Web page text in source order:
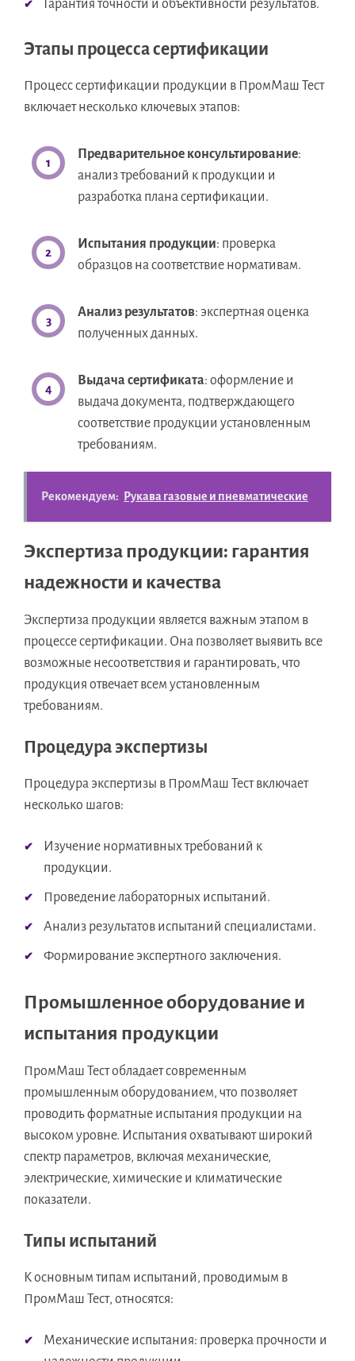
Гарантия точности и объективности результатов.
Этапы процесса сертификации
Процесс сертификации продукции в ПромМаш Тест
включает несколько ключевых этапов:
Предварительное консультирование:
анализ требований к продукции и
разработка плана сертификации.
Испытания продукции: проверка
образцов на соответствие нормативам.
Анализ результатов: экспертная оценка
полученных данных.
Выдача сертификата: оформление и
выдача документа, подтверждающего
соответствие продукции установленным
требованиям.
Рекомендуем: Рукава газовые и пневматические
Экспертиза продукции: гарантия
надежности и качества
Экспертиза продукции является важным этапом в
процессе сертификации. Она позволяет выявить все
возможные несоответствия и гарантировать, что
продукция отвечает всем установленным
требованиям.
Процедура экспертизы
Процедура экспертизы в ПромМаш Тест включает
несколько шагов:
Изучение нормативных требований к
продукции.
Проведение лабораторных испытаний.
Анализ результатов испытаний специалистами.
Формирование экспертного заключения.
Промышленное оборудование и
испытания продукции
ПромМаш Тест обладает современным
промышленным оборудованием, что позволяет
проводить форматные испытания продукции на
высоком уровне. Испытания охватывают широкий
спектр параметров, включая механические,
электрические, химические и климатические
показатели.
Типы испытаний
К основным типам испытаний, проводимым в
ПромМаш Тест, относятся:
Механические испытания: проверка прочности и